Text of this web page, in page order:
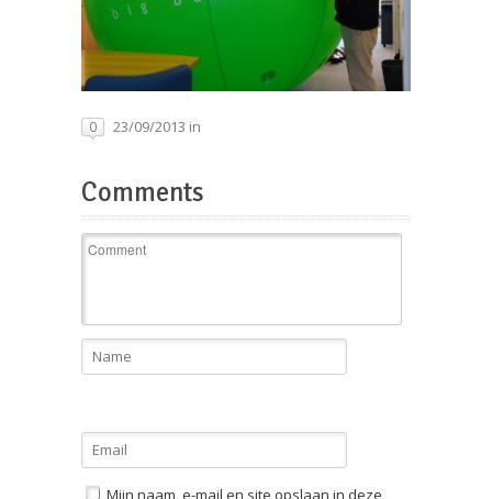
0 23/09/2013 in
Comments
Mijn naam, e-mail en site opslaan in deze